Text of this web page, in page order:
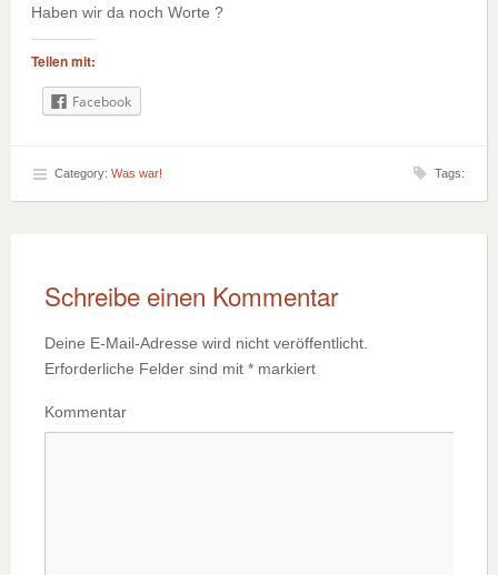
Haben wir da noch Worte ?
Teilen mit:
Facebook
Category: Was war! Tags:
Schreibe einen Kommentar
Deine E-Mail-Adresse wird nicht veröffentlicht.
Erforderliche Felder sind mit * markiert
Kommentar